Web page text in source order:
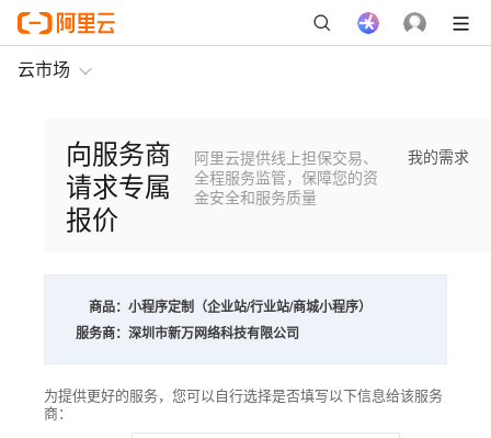
云市场
向服务商
请求专属
报价
阿里云提供线上担保交易、
全程服务监管，保障您的资
金安全和服务质量
我的需求
商品： 小程序定制（企业站/行业站/商城小程序）
服务商： 深圳市新万网络科技有限公司
为提供更好的服务，您可以自行选择是否填写以下信息给该服务
商：